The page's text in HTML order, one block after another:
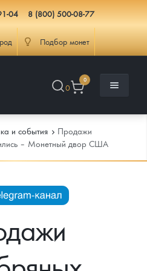
04 8 (800) 500-08-77
Подбор монет
0
0
и события
Продажи
– Монетный двор США